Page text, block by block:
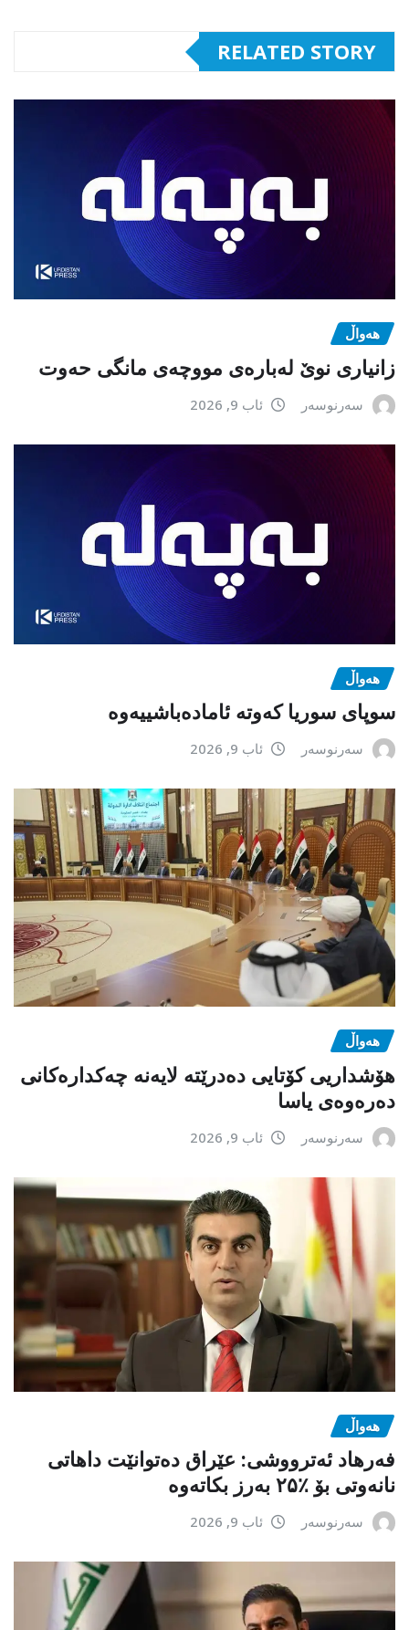
RELATED STORY
هەواڵ
زانیاری نوێ لەبارەی مووچەی مانگی حەوت
سەرنوسەر ئاب 9, 2026
هەواڵ
سوپای سوریا کەوتە ئامادەباشییەوە
سەرنوسەر ئاب 9, 2026
هەواڵ
هۆشداریی کۆتایی دەدرێتە لایەنە چەکدارەکانی
دەرەوەی یاسا
سەرنوسەر ئاب 9, 2026
هەواڵ
فەرهاد ئەترووشی: عێراق دەتوانێت داهاتی
نانەوتی بۆ ٪۲۵ بەرز بکاتەوە
سەرنوسەر ئاب 9, 2026